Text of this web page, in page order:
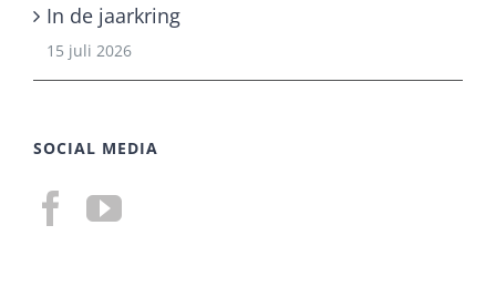
In de jaarkring
15 juli 2026
SOCIAL MEDIA